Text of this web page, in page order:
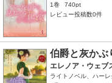
1巻
740pt
レビュー投稿数0件
伯爵と灰かぶ
エレノア・ウェブ
ライトノベル、ハーレ